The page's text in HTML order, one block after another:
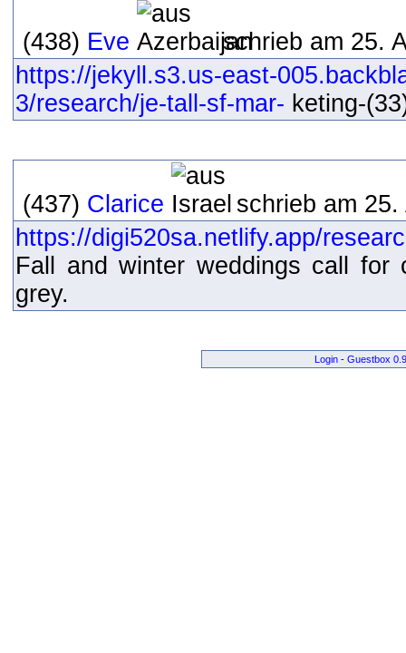
(438) Eve
schrieb am 25.
https://jekyll.s3.us-east-
3/research/je-tall-sf-mar- keting-
(437) Clarice
schrieb am
https://digi520sa.netlify.app/
Fall and winter weddings call for
grey.
Login- Guestbox